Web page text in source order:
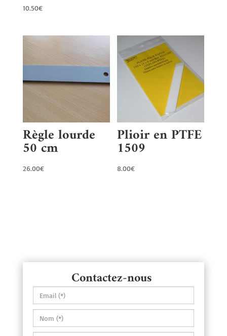
10.50€
Règle lourde
50 cm
26.00€
Plioir en PTFE
1509
8.00€
Contactez-nous